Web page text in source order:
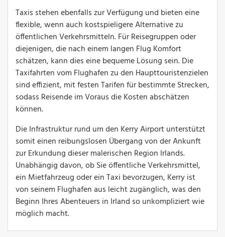
Taxis stehen ebenfalls zur Verfügung und bieten eine
flexible, wenn auch kostspieligere Alternative zu
öffentlichen Verkehrsmitteln. Für Reisegruppen oder
diejenigen, die nach einem langen Flug Komfort
schätzen, kann dies eine bequeme Lösung sein. Die
Taxifahrten vom Flughafen zu den Haupttouristenzielen
sind effizient, mit festen Tarifen für bestimmte Strecken,
sodass Reisende im Voraus die Kosten abschätzen
können.
Die Infrastruktur rund um den Kerry Airport unterstützt
somit einen reibungslosen Übergang von der Ankunft
zur Erkundung dieser malerischen Region Irlands.
Unabhängig davon, ob Sie öffentliche Verkehrsmittel,
ein Mietfahrzeug oder ein Taxi bevorzugen, Kerry ist
von seinem Flughafen aus leicht zugänglich, was den
Beginn Ihres Abenteuers in Irland so unkompliziert wie
möglich macht.